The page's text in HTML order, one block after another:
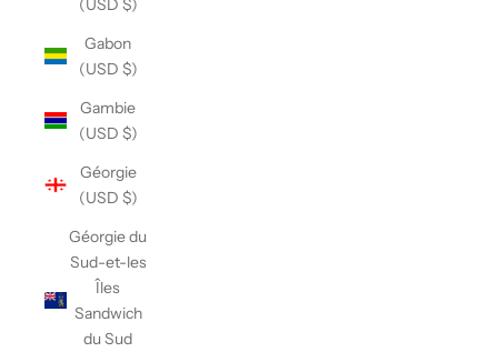
Gabon
(USD $)
Gambie
(USD $)
Géorgie
(USD $)
Géorgie du
Sud-et-les
Îles
Sandwich
du Sud